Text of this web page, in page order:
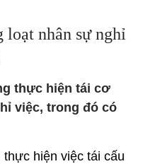
loạt nhân sự nghỉ
thực hiện tái cơ
việc, trong đó có
hiện việc tái cấu